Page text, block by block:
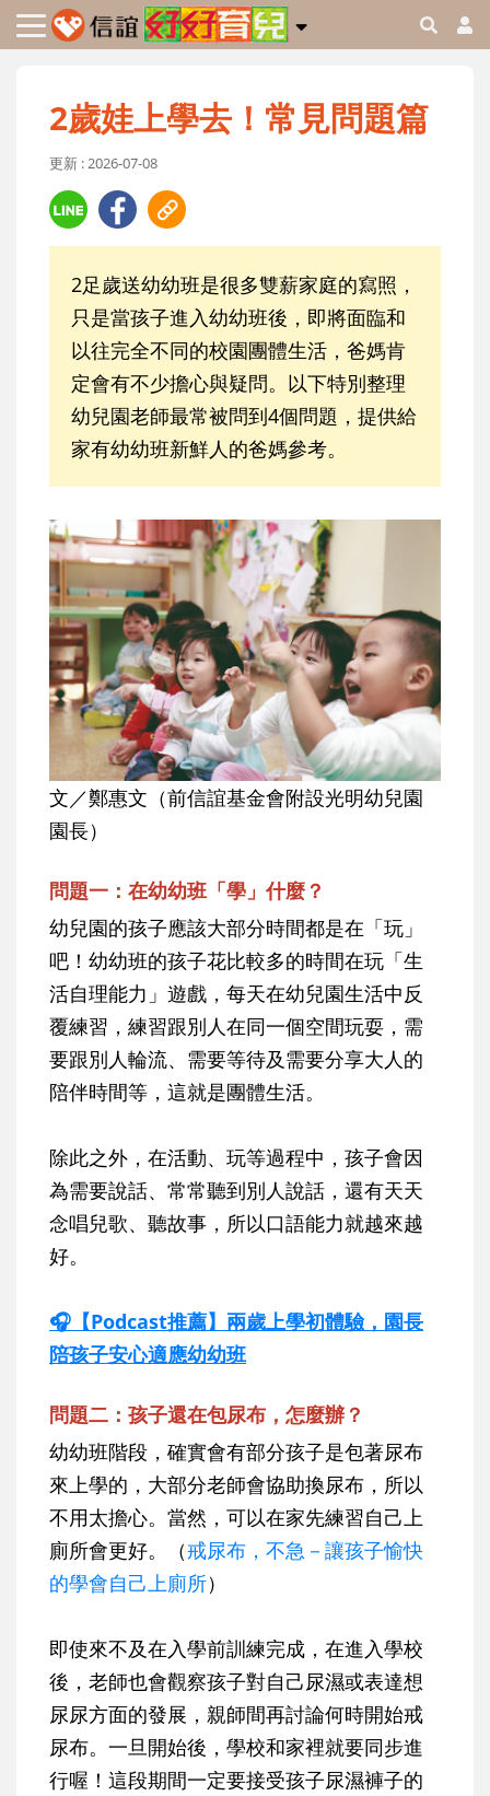
2歲娃上學去！常見問題篇
更新 : 2026-07-08
2足歲送幼幼班是很多雙薪家庭的寫照，
只是當孩子進入幼幼班後，即將面臨和
以往完全不同的校園團體生活，爸媽肯
定會有不少擔心與疑問。以下特別整理
幼兒園老師最常被問到4個問題，提供給
家有幼幼班新鮮人的爸媽參考。
文／鄭惠文（前信誼基金會附設光明幼兒園
園長）
問題一：在幼幼班「學」什麼？
幼兒園的孩子應該大部分時間都是在「玩」
吧！幼幼班的孩子花比較多的時間在玩「生
活自理能力」遊戲，每天在幼兒園生活中反
覆練習，練習跟別人在同一個空間玩耍，需
要跟別人輪流、需要等待及需要分享大人的
陪伴時間等，這就是團體生活。
除此之外，在活動、玩等過程中，孩子會因
為需要說話、常常聽到別人說話，還有天天
念唱兒歌、聽故事，所以口語能力就越來越
好。
🎧【Podcast推薦】兩歲上學初體驗，園長
陪孩子安心適應幼幼班
問題二 ：孩子還在包尿布，怎麼辦？
幼幼班階段，確實會有部分孩子是包著尿布
來上學的，大部分老師會協助換尿布，所以
不用太擔心。當然，可以在家先練習自己上
廁所會更好。（戒尿布，不急－讓孩子愉快
的學會自己上廁所）
即使來不及在入學前訓練完成，在進入學校
後，老師也會觀察孩子對自己尿濕或表達想
尿尿方面的發展，親師間再討論何時開始戒
尿布。一旦開始後，學校和家裡就要同步進
行喔！這段期間一定要接受孩子尿濕褲子的